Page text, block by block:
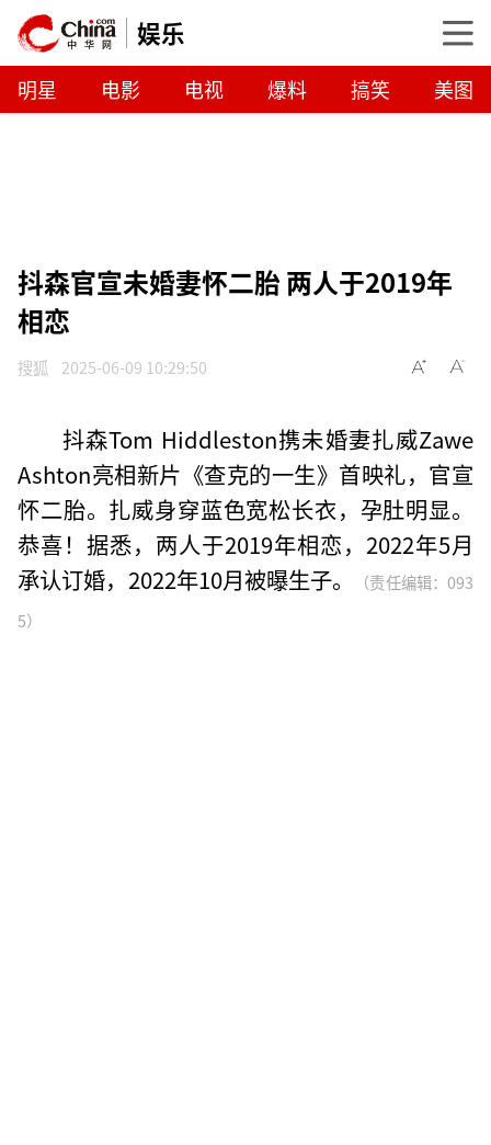
娱乐
明星 电影 电视 爆料 搞笑 美图
抖森官宣未婚妻怀二胎 两人于2019年
相恋
搜狐 2025-06-09 10:29:50
抖森Tom Hiddleston携未婚妻扎威Zawe
Ashton亮相新片《查克的一生》首映礼，官宣
怀二胎。扎威身穿蓝色宽松长衣，孕肚明显。
恭喜！据悉，两人于2019年相恋，2022年5月
承认订婚，2022年10月被曝生子。
（责任编辑：093
5）